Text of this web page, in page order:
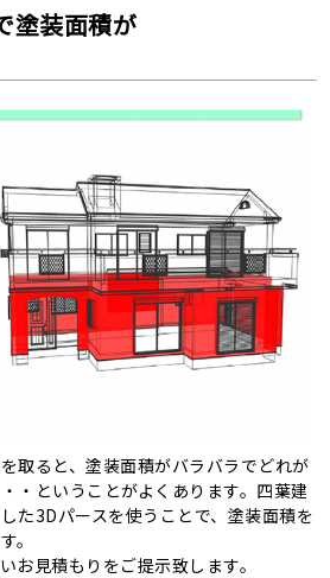
塗装面積が
取ると、塗装面積がバラバラでどれが
・ということがよくあります。四葉建
た3Dパースを使うことで、塗装面積を
。
お見積もりをご提示致します。